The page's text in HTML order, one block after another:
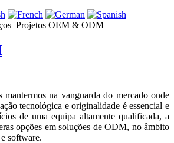
Projetos OEM & ODM
na vanguarda do mercado onde
tecnológica e originalidade é essencial e
de uma equipa altamente qualificada, a
opções em soluções de ODM, no âmbito
software.